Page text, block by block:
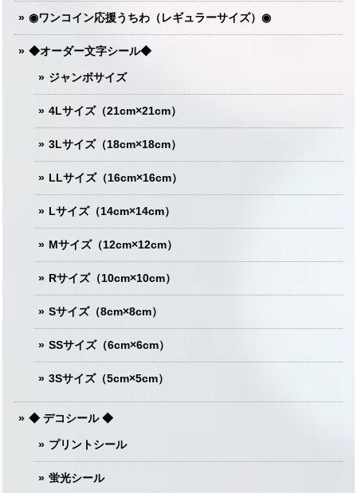
◉ワンコイン応援うちわ（レギュラーサイズ）◉
◆オーダー文字シール◆
ジャンボサイズ
4Lサイズ（21cm×21cm）
3Lサイズ（18cm×18cm）
LLサイズ（16cm×16cm）
Lサイズ（14cm×14cm）
Mサイズ（12cm×12cm）
Rサイズ（10cm×10cm）
Sサイズ（8cm×8cm）
SSサイズ（6cm×6cm）
3Sサイズ（5cm×5cm）
◆ デコシール ◆
プリントシール
蛍光シール